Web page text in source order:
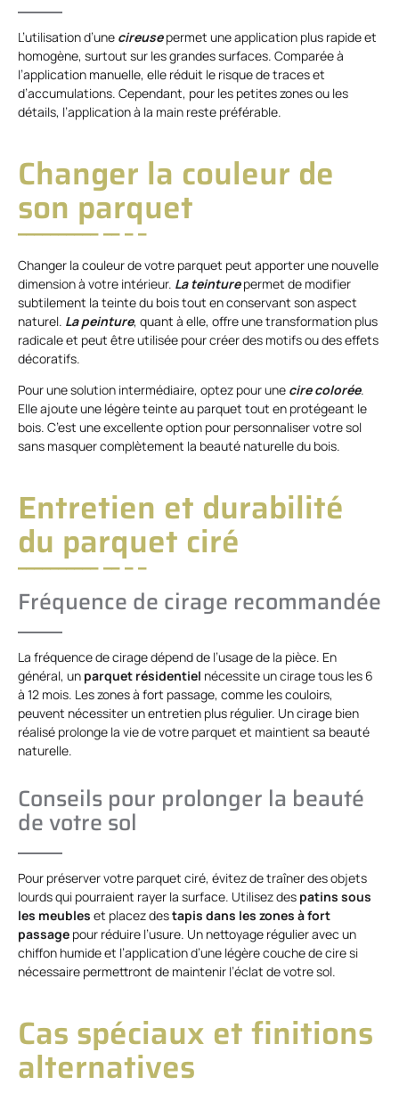
L’utilisation d’une cireusepermet une application plus rapide et
homogène, surtout sur les grandes surfaces. Comparée à
l’application manuelle, elle réduit le risque de traces et
d’accumulations. Cependant, pour les petites zones ou les
détails, l’application à la main reste préférable.
Changer la couleur de
son parquet
Changer la couleur de votre parquet peut apporter une nouvelle
dimension à votre intérieur. La teinturepermet de modifier
subtilement la teinte du bois tout en conservant son aspect
naturel. La peinture, quant à elle, offre une transformation plus
radicale et peut être utilisée pour créer des motifs ou des effets
décoratifs.
Pour une solution intermédiaire, optez pour une cire colorée.
Elle ajoute une légère teinte au parquet tout en protégeant le
bois. C’est une excellente option pour personnaliser votre sol
sans masquer complètement la beauté naturelle du bois.
Entretien et durabilité
du parquet ciré
Fréquence de cirage recommandée
La fréquence de cirage dépend de l’usage de la pièce. En
général, un parquet résidentiel nécessite un cirage tous les 6
à 12 mois. Les zones à fort passage, comme les couloirs,
peuvent nécessiter un entretien plus régulier. Un cirage bien
réalisé prolonge la vie de votre parquet et maintient sa beauté
naturelle.
Conseils pour prolonger la beauté
de votre sol
Pour préserver votre parquet ciré, évitez de traîner des objets
lourds qui pourraient rayer la surface. Utilisez des patins sous
les meubles et placez destapis dans les zones à fort
passage pour réduire l’usure. Un nettoyage régulier avec un
chiffon humide et l’application d’une légère couche de cire si
nécessaire permettront de maintenir l’éclat de votre sol.
Cas spéciaux et finitions
alternatives